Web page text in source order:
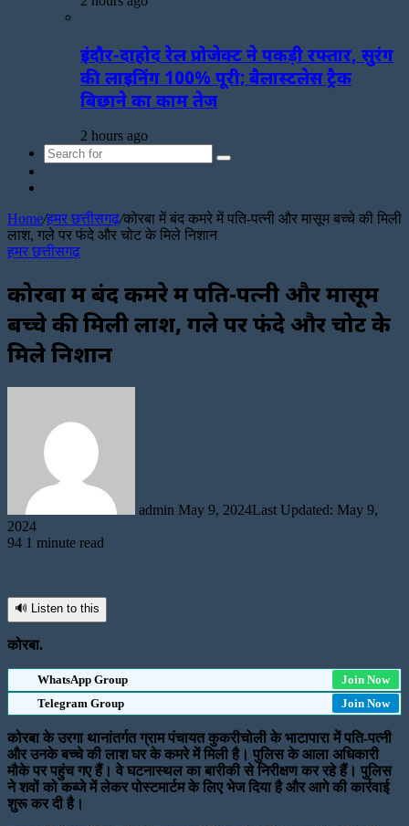
इंदौर-दाहोद रेल प्रोजेक्ट ने पकड़ी रफ्तार, सुरंग
की लाइनिंग 100% पूरी; बैलास्टलेस ट्रैक
बिछाने का काम तेज
2 hours ago
Search
Home/हमर छत्तीसगढ़/कोरबा में बंद कमरे में पति-पत्नी और मासूम बच्चे की मिली
लाश, गले पर फंदे और चोट के मिले निशान
हमर छत्तीसगढ़
कोरबा में बंद कमरे में पति-पत्नी और मासूम
बच्चे की मिली लाश, गले पर फंदे और चोट के
मिले निशान
admin May 9, 2024Last Updated: May 9,
2024
94 1 minute read
🔊 Listen to this
कोरबा.
WhatsApp Group
Join Now
Telegram Group
Join Now
कोरबा के उरगा थानांतर्गत ग्राम पंचायत कुकरीचोली के भाटापारा में पति-पत्नी
और उनके बच्चे की लाश घर के कमरे में मिली है। पुलिस के आला अधिकारी
मौके पर पहुंच गए हैं। वे घटनास्थल का बारीकी से निरीक्षण कर रहे हैं। पुलिस
ने शवों को कब्जे में लेकर पोस्टमार्टम के लिए भेज दिया है और आगे की कार्रवाई
शुरू कर दी है।